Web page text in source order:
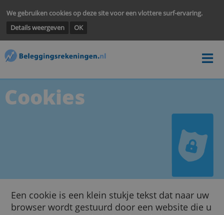
We gebruiken cookies op deze site voor een vlottere surf-
Details weergeven
Cookies